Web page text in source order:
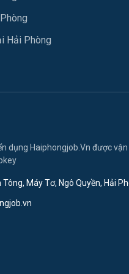
Hải Phòng
dụng Haiphongjob.Vn được
Máy Tơ, Ngô Quyền, Hải